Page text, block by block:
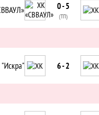
0 - 5
(ТП)
6 - 2